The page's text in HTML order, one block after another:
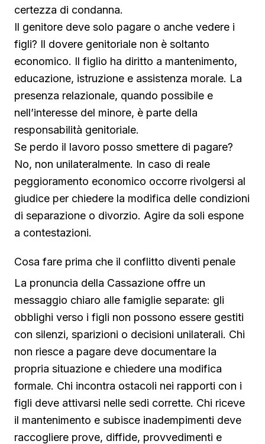
certezza di condanna.
Il genitore deve solo pagare o anche vedere i
figli? Il dovere genitoriale non è soltanto
economico. Il figlio ha diritto a mantenimento,
educazione, istruzione e assistenza morale. La
presenza relazionale, quando possibile e
nell’interesse del minore, è parte della
responsabilità genitoriale.
Se perdo il lavoro posso smettere di pagare?
No, non unilateralmente. In caso di reale
peggioramento economico occorre rivolgersi al
giudice per chiedere la modifica delle condizioni
di separazione o divorzio. Agire da soli espone
a contestazioni.
Cosa fare prima che il conflitto diventi penale
La pronuncia della Cassazione offre un
messaggio chiaro alle famiglie separate: gli
obblighi verso i figli non possono essere gestiti
con silenzi, sparizioni o decisioni unilaterali. Chi
non riesce a pagare deve documentare la
propria situazione e chiedere una modifica
formale. Chi incontra ostacoli nei rapporti con i
figli deve attivarsi nelle sedi corrette. Chi riceve
il mantenimento e subisce inadempimenti deve
raccogliere prove, diffide, provvedimenti e